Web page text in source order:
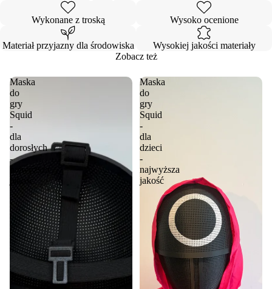
Wykonane z troską Wysoko ocenione
Materiał przyjazny dla środowiska
Wysokiej jakości materiały
Zobacz też
Maska
do
gry
Squid
-
dla
dorosłych
-
najwyższa
Maska
do
gry
Squid
-
dla
dzieci
-
najwyższa
jakość